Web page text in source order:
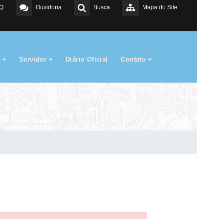
Mapa do Site
Busca
Ouvidoria
Servidor Diário Oficial Contato